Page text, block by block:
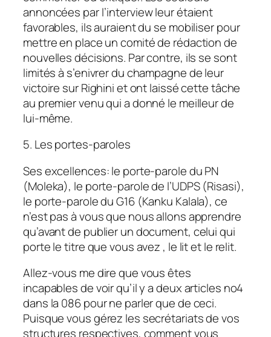
annoncées par l’interview leur étaient
favorables, ils auraient du se mobiliser pour
mettre en place un comité de rédaction de
nouvelles décisions. Par contre, ils se sont
limités à s’enivrer du champagne de leur
victoire sur Righini et ont laissé cette tâche
au premier venu qui a donné le meilleur de
lui-même.
5. Les portes-paroles
Ses excellences: le porte-parole du PN
(Moleka), le porte-parole de l’UDPS (Risasi),
le porte-parole du G16 (Kanku Kalala), ce
n’est pas à vous que nous allons apprendre
qu’avant de publier un document, celui qui
porte le titre que vous avez , le lit et le relit.
Allez-vous me dire que vous êtes
incapables de voir qu’il y a deux articles no4
dans la 086 pour ne parler que de ceci.
Puisque vous gérez les secrétariats de vos
structures respectives, comment vous